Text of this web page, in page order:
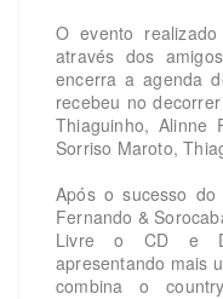
O evento
através dos
encerra a agenda
recebeu no
Thiaguinho, Alinne
Sorriso Maroto,
Após o sucesso
Fernando &
Livre o CD e
apresentando mais
combina o